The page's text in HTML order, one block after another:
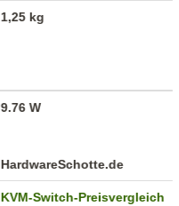
1,25 kg
9.76 W
HardwareSchotte.de
KVM-Switch-Preisvergleich